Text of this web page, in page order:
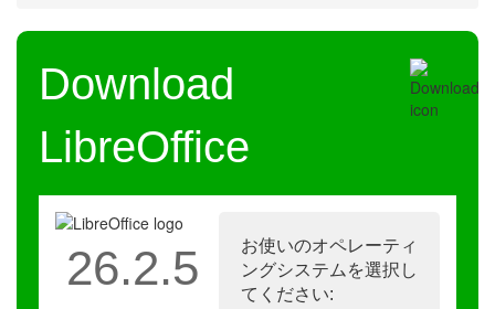
Download
LibreOffice
お使いのオペレーティ
ングシステムを選択し
てください:
26.2.5